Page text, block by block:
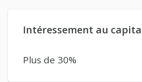
Intéressement au
Plus de 30%